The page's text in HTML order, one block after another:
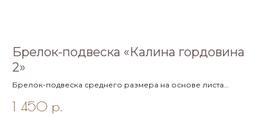
Брелок-подвеска «Калина гордовина
2»
Брелок-подвеска среднего размера на основе листа
1 450 р.